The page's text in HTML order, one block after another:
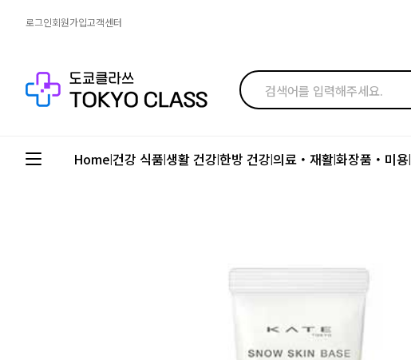
로그인회원가입고객센터
Home|건강 식품|생활 건강|한방 건강|의료・재활|화장품・미용|